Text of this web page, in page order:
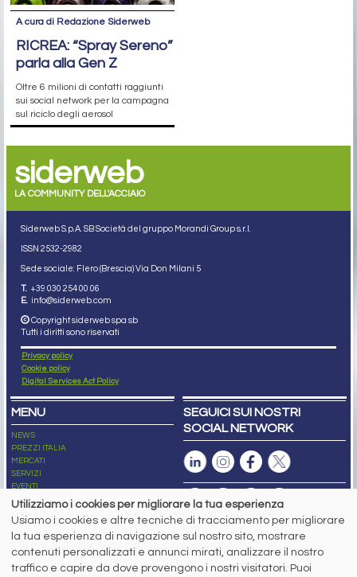
A cura di Redazione Siderweb
RICREA: “Spray Sereno”
parla alla Gen Z
Oltre 6 milioni di contatti raggiunti
sui social network per la campagna
sul riciclo degli aerosol
siderweb
LA COMMUNITY DELL'ACCIAIO
Siderweb S.p.A. SB Società del gruppo Morandi Group s.r.l.
ISSN 2532-2982
Sede sociale: Flero (Brescia) Via Don Milani 5
T. +39 030 254 00 06
E. info@siderweb.com
Copyright siderweb spa sb
Tutti i diritti sono riservati
Privacy policy
Cookie policy
Digital Services Act Policy
MENU
NEWS
PREZZI ITALIA
MERCATI
SERVIZI
EVENTI
ABBONAMENTI
NEWSLETTER
SEGUICI SUI NOSTRI
SOCIAL NETWORK
Capitale Sociale: 190.000€ interamente versato
Registro delle Imprese di Brescia
Codice Fiscale e Partita I.V.A.:IT03562320170
Utilizziamo i cookies per migliorare la tua esperienza
Usiamo i cookies e altre tecniche di tracciamento per migliorare
la tua esperienza di navigazione sul nostro sito, mostrare
contenuti personalizzati e annunci mirati, analizzare il nostro
traffico e capire da dove provengono i nostri visitatori. Puoi